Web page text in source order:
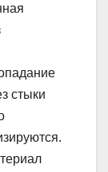
стыки